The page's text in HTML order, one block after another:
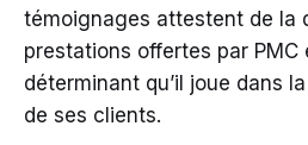
témoignages attestent de la
prestations offertes par PMC
déterminant qu’il joue dans
de ses clients.